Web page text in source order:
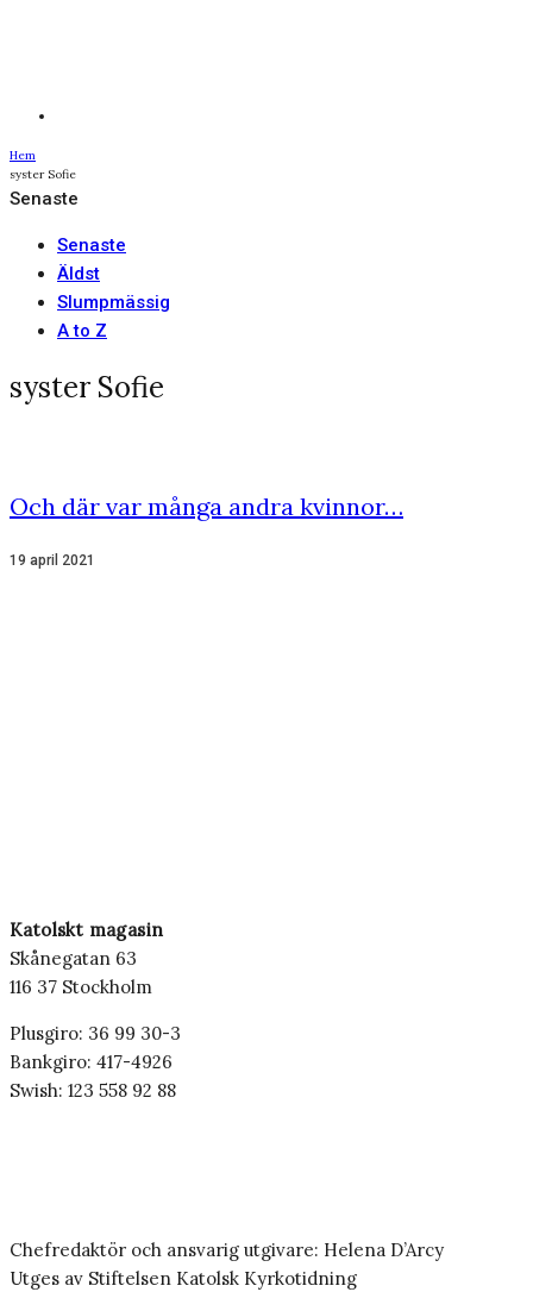
Hem
syster Sofie
Senaste
Senaste
Äldst
Slumpmässig
A to Z
syster Sofie
Och där var många andra kvinnor…
19 april 2021
Katolskt magasin
Skånegatan 63
116 37 Stockholm
Plusgiro: 36 99 30-3
Bankgiro: 417-4926
Swish: 123 558 92 88
Chefredaktör och ansvarig utgivare: Helena D’Arcy
Utges av Stiftelsen Katolsk Kyrkotidning